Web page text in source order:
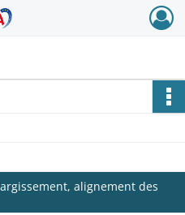
- Colmar
alignement des